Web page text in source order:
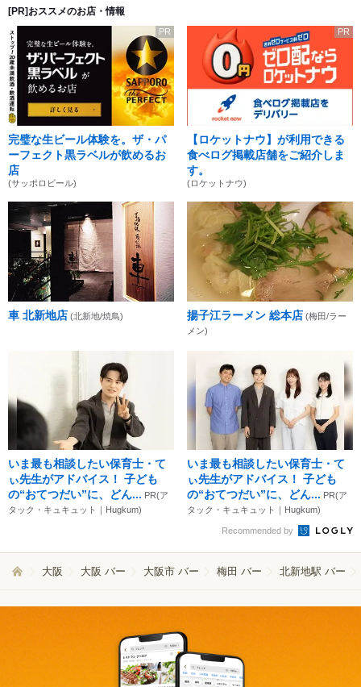
[PR]おススメのお店・情報
PR
完璧な生ビール体験を。ザ・パ
ーフェクト黒ラベルが飲めるお
店
(サッポロビール)
PR
【ロケットナウ】が利用できる
食べログ掲載店舗をご紹介しま
す。
(ロケットナウ)
車 北新地店 (北新地/焼鳥) 揚子江ラーメン 総本店 (梅田/ラー
メン)
いま最も相談したい保育士・て
ぃ先生がアドバイス！ 子ども
の“おてつだい”に、どん... PR(ア
タック・キュキュット｜Hugkum)
いま最も相談したい保育士・て
ぃ先生がアドバイス！ 子ども
の“おてつだい”に、どん... PR(ア
タック・キュキュット｜Hugkum)
Recommended by
大阪 大阪 バー 大阪市 バー 梅田 バー 北新地駅 バー